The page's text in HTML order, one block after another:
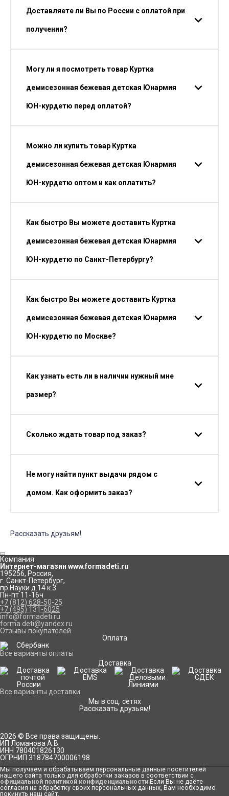
Доставляете ли Вы по России с оплатой при
получении?
Могу ли я посмотреть товар Куртка
демисезонная бежевая детская Юнармия
ЮН-курдетю перед оплатой?
Можно ли купить товар Куртка
демисезонная бежевая детская Юнармия
ЮН-курдетю оптом и как оплатить?
Как быстро Вы можете доставить Куртка
демисезонная бежевая детская Юнармия
ЮН-курдетю по Санкт-Петербургу?
Как быстро Вы можете доставить Куртка
демисезонная бежевая детская Юнармия
ЮН-курдетю по Москве?
Как узнать есть ли в наличии нужный мне
размер?
Сколько ждать товар под заказ?
Не могу найти пункт выдачи рядом с
домом. Как оформить заказ?
Рассказать друзьям!
Компания
Интернет-магазин www.formadeti.ru
195256, Россия,
г. Санкт-Петербург,
пр.Науки д.14 к.3
Пн-пт 11-16ч
+7 (812) 628-50-25
+7 (495) 131-6025
info@formadeti.ru
forma.deti@yandex.ru
Отзывы покупателей
Оплата
Все варианты оплаты
Доставка
Все варианты доставки
Мы в соц. сетях
Рассказать друзьям!
2026 © Все права защищены.
ИП Ломанова А.В.
ИНН 780401826130
ОГРНИП 318784700006198
Мы получаем и обрабатываем персональные данные посетителей
нашего сайта только для обработки заказов в соответствии с
официальной политикой конфиденциальности.Если Вы не даёте
согласия на обработку своих персональных данных, Вам необходимо
покинуть наш сайт.